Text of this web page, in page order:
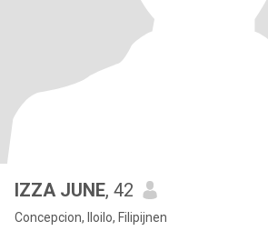
IZZA JUNE, 42
Concepcion, Iloilo, Filipijnen